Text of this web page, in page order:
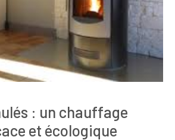
: un chauffage
et écologique